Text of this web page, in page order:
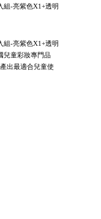
組-亮紫色X1+透明
組-亮紫色X1+透明
兒童彩妝專門品
出最適合兒童使